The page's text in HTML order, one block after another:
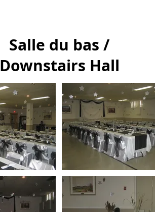
Salle du bas /
Downstairs Hall